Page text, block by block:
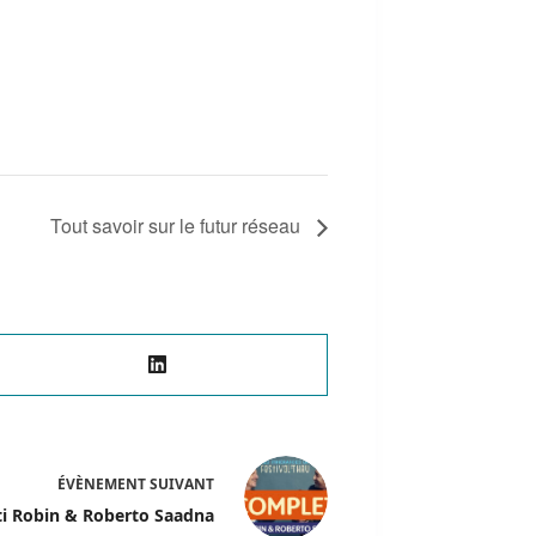
Tout savoir sur le futur réseau
ÉVÈNEMENTSUIVANT
Robin & Roberto Saadna